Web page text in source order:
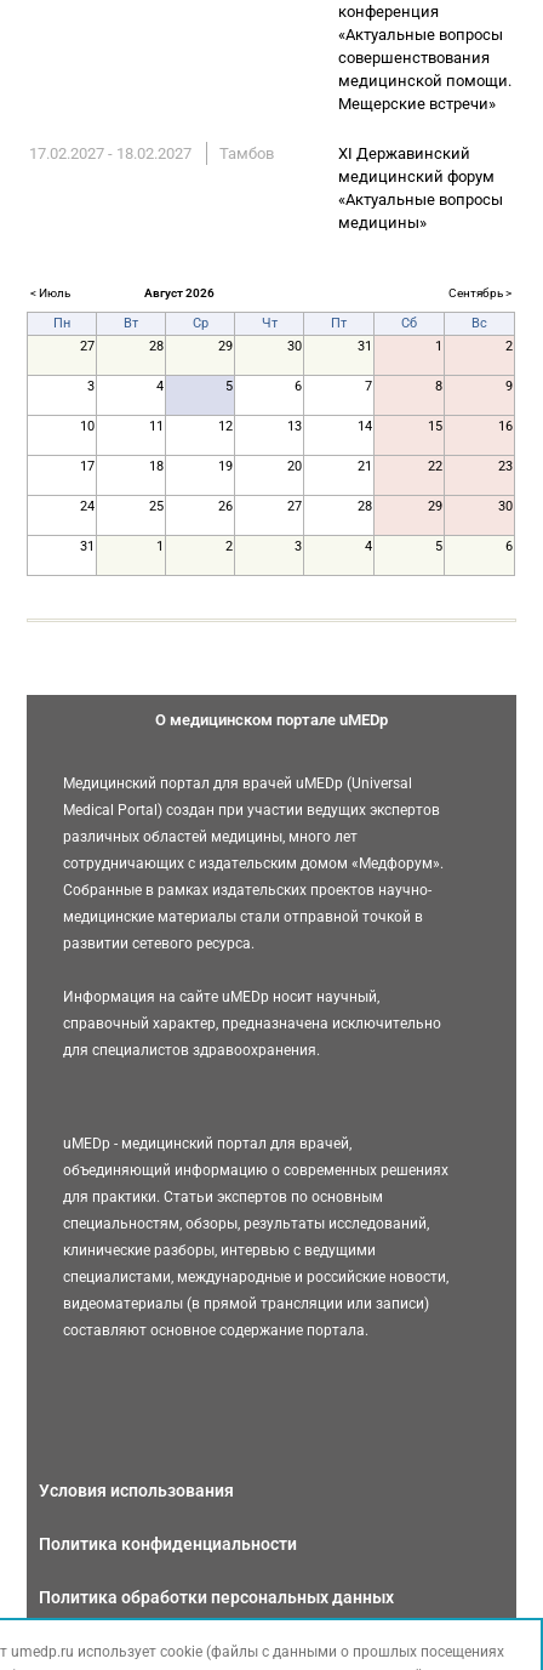
конференция
«Актуальные вопросы
совершенствования
медицинской помощи.
Мещерские встречи»
17.02.2027 - 18.02.2027 Тамбов
XI Державинский
медицинский форум
«Актуальные вопросы
медицины»
< Июль Август 2026 Сентябрь >
Пн Вт Ср Чт Пт Сб
Вс
27
28 29 30 31 1 2
3 4 5 6 7 8 9
10 11 12 13 14 15 16
17 18 19 20 21 22 23
24 25 26 27 28 29 30
31 1 2 3 4 5 6
О медицинском портале uMEDp
Медицинский портал для врачей uMEDp (Universal
Medical Portal) создан при участии ведущих экспертов
различных областей медицины, много лет
сотрудничающих с издательским домом «Медфорум».
Собранные в рамках издательских проектов научно-
медицинские материалы стали отправной точкой в
развитии сетевого ресурса.
Информация на сайте uMEDp носит научный,
справочный характер, предназначена исключительно
для специалистов здравоохранения.
uMEDp - медицинский портал для врачей,
объединяющий информацию о современных решениях
для практики. Статьи экспертов по основным
специальностям, обзоры, результаты исследований,
клинические разборы, интервью с ведущими
специалистами, международные и российские новости,
видеоматериалы (в прямой трансляции или записи)
составляют основное содержание портала.
Условия использования
Политика конфиденциальности
Политика обработки персональных данных
Связаться с нами
umedp.ru использует cookie (файлы с данными о прошлых посещениях